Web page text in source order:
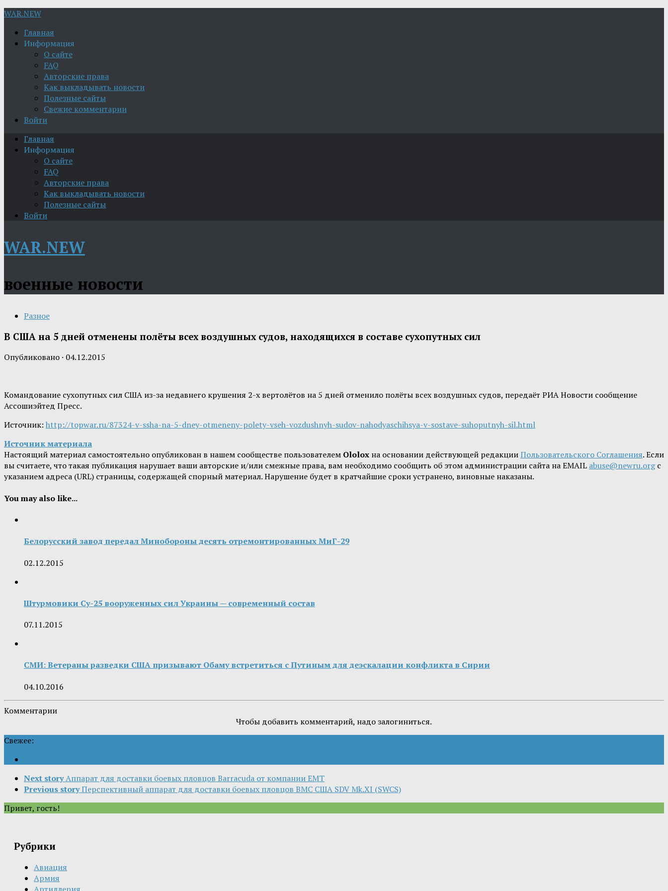
WAR.NEW
Главная
Информация
О сайте
FAQ
Авторские права
Как выкладывать новости
Полезные сайты
Свежие комментарии
Войти
Главная
Информация
О сайте
FAQ
Авторские права
Как выкладывать новости
Полезные сайты
Войти
WAR.NEW
военные новости
Разное
В США на 5 дней отменены полёты всех воздушных судов, находящихся в составе сухопутных сил
Опубликовано · 04.12.2015
Командование сухопутных сил США из-за недавнего крушения 2-х вертолётов на 5 дней отменило полёты всех воздушных судов, передаёт РИА Новости сообщение
Ассошиэйтед Пресс.
Источник: http://topwar.ru/87324-v-ssha-na-5-dney-otmeneny-polety-vseh-vozdushnyh-sudov-nahodyaschihsya-v-sostave-suhoputnyh-sil.html
Источник материала
Настоящий материал самостоятельно опубликован в нашем сообществе пользователем Ololox на основании действующей редакцииПользовательского Соглашения. Если
вы считаете, что такая публикация нарушает ваши авторские и/или смежные права, вам необходимо сообщить об этом администрации сайта на EMAIL abuse@newru.orgс
указанием адреса (URL) страницы, содержащей спорный материал. Нарушение будет в кратчайшие сроки устранено, виновные наказаны.
You may also like...
Белорусский завод передал Минобороны десять отремонтированных МиГ-29
02.12.2015
Штурмовики Су-25 вооруженных сил Украины — современный состав
07.11.2015
СМИ: Ветераны разведки США призывают Обаму встретиться с Путиным для деэскалации конфликта в Сирии
04.10.2016
Комментарии
Чтобы добавить комментарий, надо залогиниться.
Свежее:
Next storyАппарат для доставки боевых пловцов Barracuda от компании EMT
Previous storyПерспективный аппарат для доставки боевых пловцов ВМС США SDV Mk.XI (SWCS)
Привет, гость!
Рубрики
Авиация
Армия